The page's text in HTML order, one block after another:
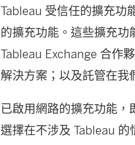
Tableau 受信任的擴充功
的擴充功能。這些擴充功
Tableau Exchange 合作
解決方案；以及託管在我
已啟用網路的擴充功能，
選擇在不涉及 Tableau